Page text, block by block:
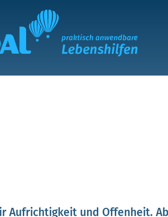
Aufrichtigkeit und Offenheit.